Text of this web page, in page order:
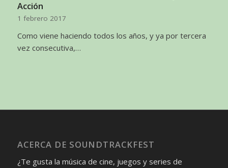
Acción
1 febrero 2017
Como viene haciendo todos los años, y ya por tercera
vez consecutiva,…
ACERCA DE SOUNDTRACKFEST
¿Te gusta la música de cine, juegos y series de